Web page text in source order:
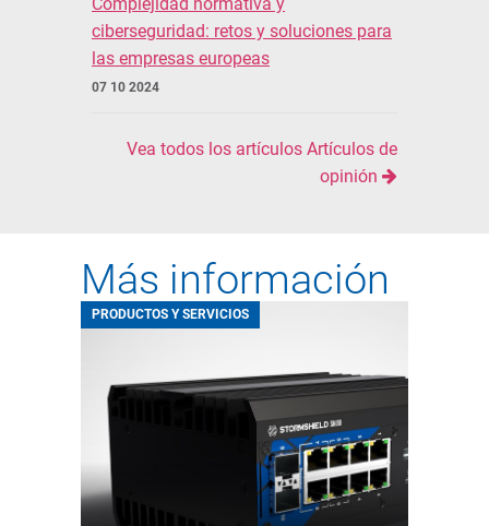
ciberseguridad: retos y soluciones para
las empresas europeas
07 10 2024
Vea todos los artículos Artículos de
opinión
Más información
PRODUCTOS Y SERVICIOS